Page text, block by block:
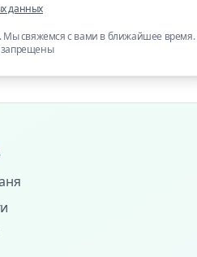
данных
Мы свяжемся с вами в ближайшее время.